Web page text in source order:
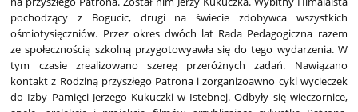
pochodzący z Bogucic, drugi na świecie zdobywca wszystkich
ośmiotysięczniów. Przez okres dwóch lat Rada Pedagogiczna razem
ze społecznością szkolną przygotowyawła się do tego wydarzenia. W
tym czasie zrealizowano szereg przeróżnych zadań. Nawiązano
kontakt z Rodziną przyszłego Patrona i zorganizoawno cykl wycieczek
do Izby Pamięci Jerzego Kukuczki w Istebnej. Odbyły się wieczornice,